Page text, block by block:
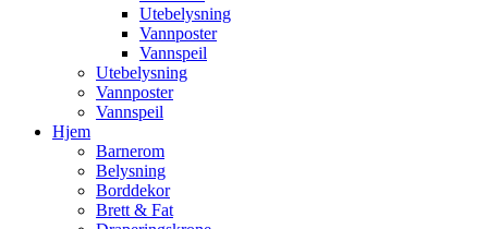
Utebelysning
Vannposter
Vannspeil
Utebelysning
Vannposter
Vannspeil
Hjem
Barnerom
Belysning
Borddekor
Brett & Fat